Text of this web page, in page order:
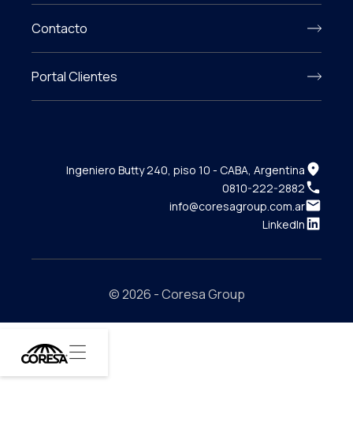
Contacto
Portal Clientes
Ingeniero Butty 240, piso 10 - CABA, Argentina
0810-222-2882
info@coresagroup.com.ar
LinkedIn
© 2026 - Coresa Group